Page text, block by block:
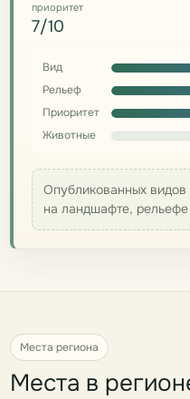
приоритет
7/10
Вид
Рельеф
Приоритет
Животные
Опубликованных
на ландшафте,
Места региона
Места в